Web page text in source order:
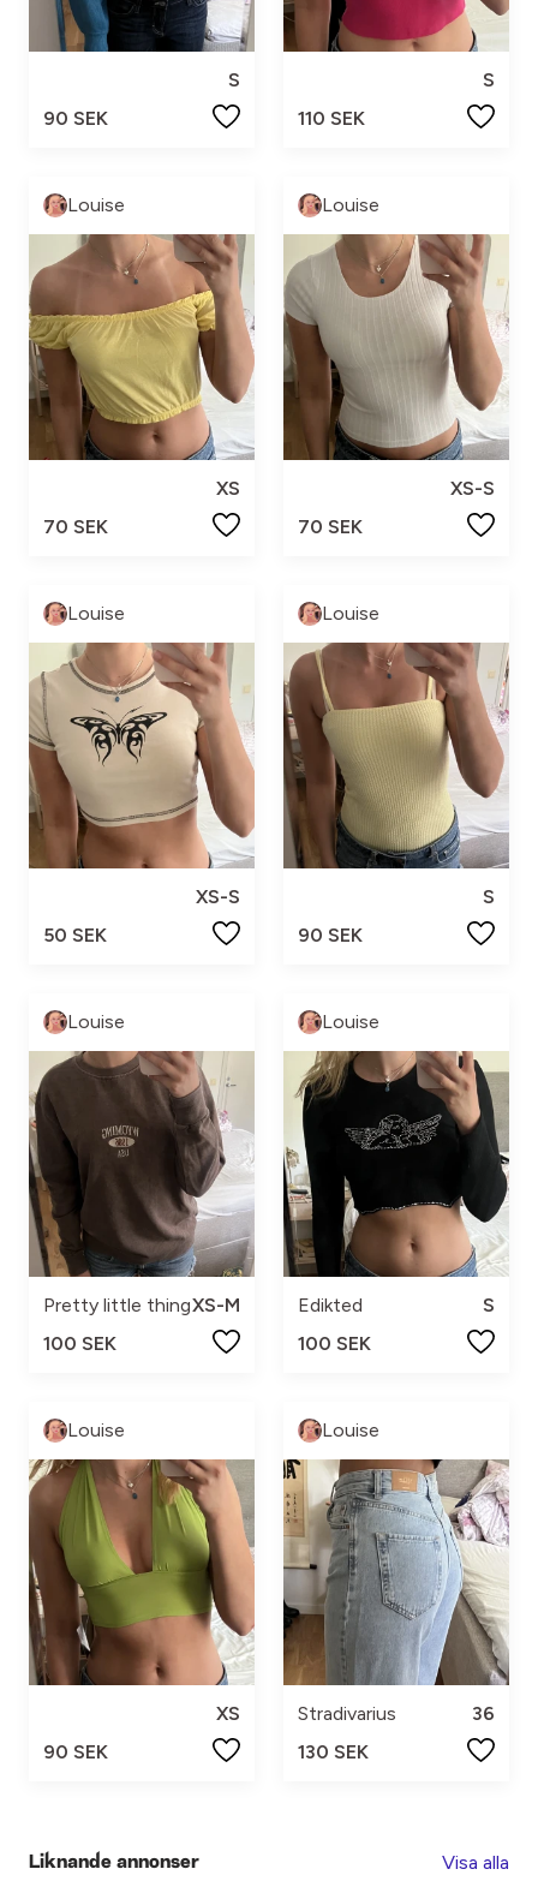
S
90 SEK
S
110 SEK
Louise
XS
70 SEK
Louise
XS-S
70 SEK
Louise
XS-S
50 SEK
Louise
S
90 SEK
Louise
Pretty little thingXS-M
100 SEK
Louise
Edikted
S
100 SEK
Louise
XS
90 SEK
Louise
Stradivarius
36
130 SEK
Liknande annonser Visa alla